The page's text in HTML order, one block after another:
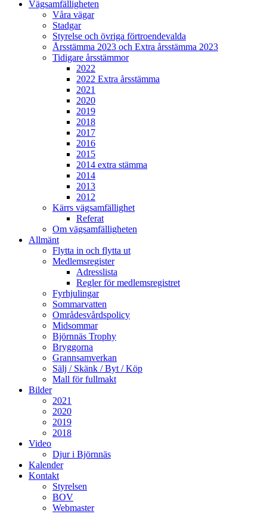
Vägsamfälligheten
Våra vägar
Stadgar
Styrelse och övriga förtroendevalda
Årsstämma 2023 och Extra årsstämma 2023
Tidigare årsstämmor
2022
2022 Extra årsstämma
2021
2020
2019
2018
2017
2016
2015
2014 extra stämma
2014
2013
2012
Kärrs vägsamfällighet
Referat
Om vägsamfälligheten
Allmänt
Flytta in och flytta ut
Medlemsregister
Adresslista
Regler för medlemsregistret
Fyrhjulingar
Sommarvatten
Områdesvårdspolicy
Midsommar
Björnnäs Trophy
Bryggorna
Grannsamverkan
Sälj / Skänk / Byt / Köp
Mall för fullmakt
Bilder
2021
2020
2019
2018
Video
Djur i Björnnäs
Kalender
Kontakt
Styrelsen
BOV
Webmaster